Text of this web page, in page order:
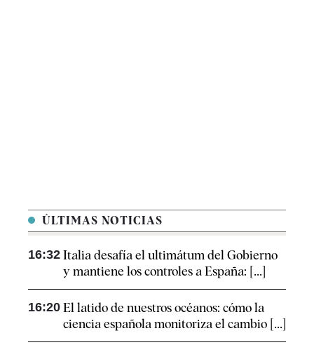
ÚLTIMAS NOTICIAS
16:32 Italia desafía el ultimátum del Gobierno
y mantiene los controles a España: [...]
16:20 El latido de nuestros océanos: cómo la
ciencia española monitoriza el cambio [...]